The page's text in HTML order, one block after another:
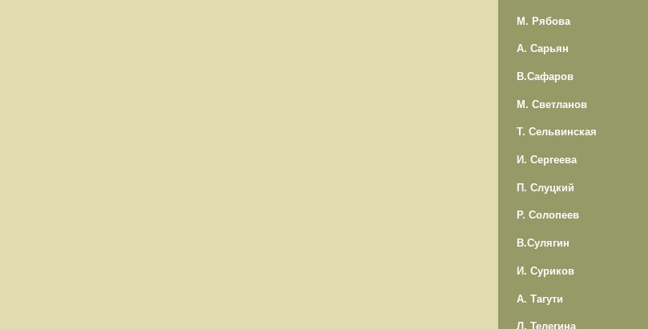
М. Рябова
А. Сарьян
В.Сафаров
М. Светланов
Т. Сельвинская
И. Сергеева
П. Слуцкий
Р. Солопеев
В.Сулягин
И. Суриков
А. Тагути
Л. Телегина